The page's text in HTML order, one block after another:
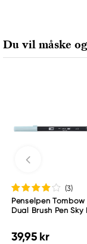
Du vil måske
(3)
Penselpen Tombow
Dual Brush Pen Sky
39,95 kr